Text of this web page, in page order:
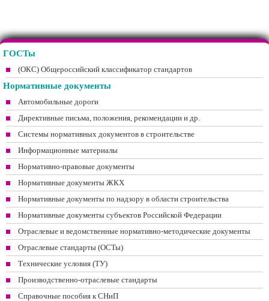
ГОСТы
(ОКС) Общероссийский классификатор стандартов
Нормативные документы
Автомобильные дороги
Директивные письма, положения, рекомендации и др.
Системы нормативных документов в строительстве
Информационные материалы
Нормативно-правовые документы
Нормативные документы ЖКХ
Нормативные документы по надзору в области строительства
Нормативные документы субъектов Российской Федерации
Отраслевые и ведомственные нормативно-методические документы
Отраслевые стандарты (ОСТы)
Технические условия (ТУ)
Производственно-отраслевые стандарты
Справочные пособия к СНиП